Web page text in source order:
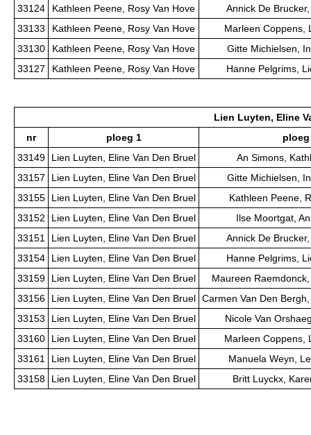
33124
Kathleen Peene, Rosy Van Hove
Annick De
33133
Kathleen Peene, Rosy Van Hove
Marleen Coppens,
33130
Kathleen Peene, Rosy Van Hove
Gitte Michielsen,
33127
Kathleen Peene, Rosy Van Hove Hanne Pelgrims,
Lien Luyten, Eline
nr
ploeg 1
ploeg
33149
Lien Luyten, Eline Van Den Bruel
An Simons,
33157
Lien Luyten, Eline Van Den Bruel
Gitte Michielsen,
33155
Lien Luyten, Eline Van Den Bruel
Kathleen Peene,
33152
Lien Luyten, Eline Van Den Bruel
Ilse Moortgat,
33151
Lien Luyten, Eline Van Den Bruel
Annick De
33154
Lien Luyten, Eline Van Den Bruel
Hanne Pelgrims,
33159
Lien Luyten, Eline Van Den Bruel
Maureen
33156
Lien Luyten, Eline Van Den Bruel Carmen Van Den
33153
Lien Luyten, Eline Van Den Bruel
Nicole Van
33160
Lien Luyten, Eline Van Den Bruel
Marleen Coppens,
33161
Lien Luyten, Eline Van Den Bruel
Manuela Weyn,
33158
Lien Luyten, Eline Van Den Bruel Britt Luyckx,